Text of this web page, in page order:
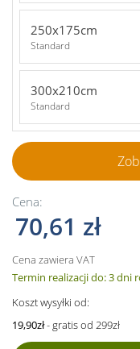
250x175cm
Standard
300x210cm
Standard
Cena:
70,61 zł
Cena zawiera VAT
Termin realizacji do: 3 dni
Koszt wysyłki od:
19,90zł- gratis od 299zł